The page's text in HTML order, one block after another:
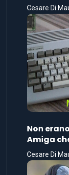
Cesare Di
Non
Amiga
Cesare Di